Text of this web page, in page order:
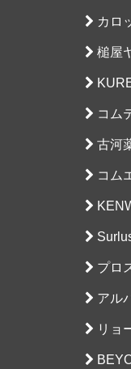
カロ
槌屋
コム
古河
コム
プロ
アル
リョ